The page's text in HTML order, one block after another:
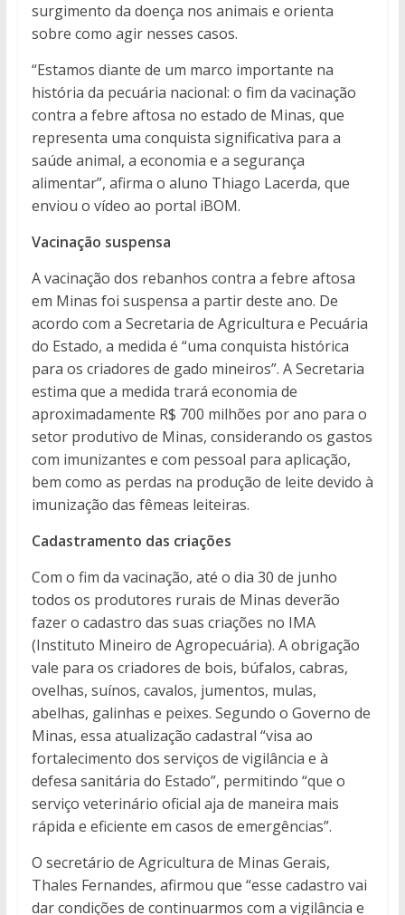
surgimento da doença nos animais e orienta
sobre como agir nesses casos.
“Estamos diante de um marco importante na
história da pecuária nacional: o fim da vacinação
contra a febre aftosa no estado de Minas, que
representa uma conquista significativa para a
saúde animal, a economia e a segurança
alimentar”, afirma o aluno Thiago Lacerda, que
enviou o vídeo ao portal iBOM.
Vacinação suspensa
A vacinação dos rebanhos contra a febre aftosa
em Minas foi suspensa a partir deste ano. De
acordo com a Secretaria de Agricultura e Pecuária
do Estado, a medida é “uma conquista histórica
para os criadores de gado mineiros”. A Secretaria
estima que a medida trará economia de
aproximadamente R$ 700 milhões por ano para o
setor produtivo de Minas, considerando os gastos
com imunizantes e com pessoal para aplicação,
bem como as perdas na produção de leite devido à
imunização das fêmeas leiteiras.
Cadastramento das criações
Com o fim da vacinação, até o dia 30 de junho
todos os produtores rurais de Minas deverão
fazer o cadastro das suas criações no IMA
(Instituto Mineiro de Agropecuária). A obrigação
vale para os criadores de bois, búfalos, cabras,
ovelhas, suínos, cavalos, jumentos, mulas,
abelhas, galinhas e peixes. Segundo o Governo de
Minas, essa atualização cadastral “visa ao
fortalecimento dos serviços de vigilância e à
defesa sanitária do Estado”, permitindo “que o
serviço veterinário oficial aja de maneira mais
rápida e eficiente em casos de emergências”.
O secretário de Agricultura de Minas Gerais,
Thales Fernandes, afirmou que “esse cadastro vai
dar condições de continuarmos com a vigilância e